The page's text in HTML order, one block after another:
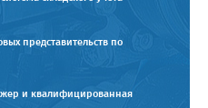
представительств по
и квалифицированная